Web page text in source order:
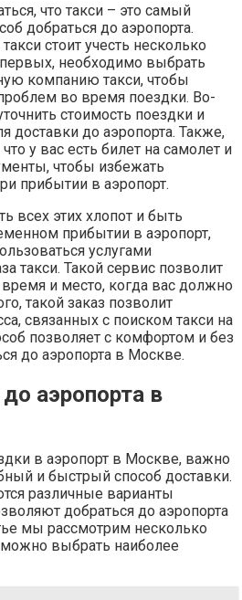
что такси – это самый
добраться до аэропорта.
стоит учесть несколько
необходимо выбрать
компанию такси, чтобы
во время поездки. Во-
стоимость поездки и
доставки до аэропорта. Также,
у вас есть билет на самолет и
чтобы избежать
прибытии в аэропорт.
всех этих хлопот и быть
прибытии в аэропорт,
услугами
такси. Такой сервис позволит
и место, когда вас должно
такой заказ позволит
связанных с поиском такси на
позволяет с комфортом и без
до аэропорта в Москве.
аэропорта в
в аэропорт в Москве, важно
и быстрый способ доставки.
различные варианты
добраться до аэропорта
мы рассмотрим несколько
выбрать наиболее